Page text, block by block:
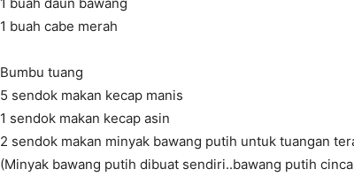
1 buah cabe merah
Bumbu tuang
5 sendok makan kecap manis
1 sendok makan kecap asin
2 sendok makan minyak bawang putih untuk tuangan
(Minyak bawang putih dibuat sendiri..bawang putih